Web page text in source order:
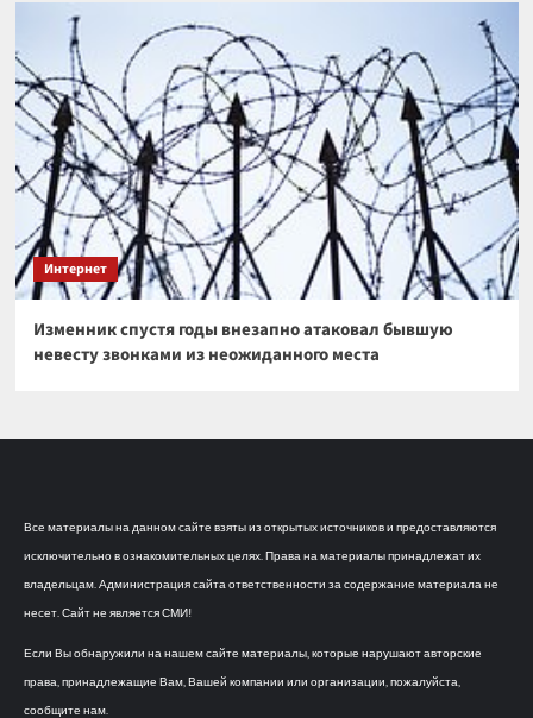
Интернет
Изменник спустя годы внезапно атаковал бывшую
невесту звонками из неожиданного места
Все материалы на данном сайте взяты из открытых источников и предоставляются
исключительно в ознакомительных целях. Права на материалы принадлежат их
владельцам. Администрация сайта ответственности за содержание материала не
несет. Сайт не является СМИ!
Если Вы обнаружили на нашем сайте материалы, которые нарушают авторские
права, принадлежащие Вам, Вашей компании или организации, пожалуйста,
сообщите нам.